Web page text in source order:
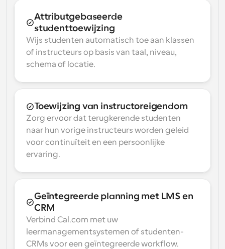
Attributgebaseerde
studenttoewijzing
Wijs studenten automatisch toe aan klassen
of instructeurs op basis van taal, niveau,
schema of locatie.
Toewijzing van instructoreigendom
Zorg ervoor dat terugkerende studenten
naar hun vorige instructeurs worden geleid
voor continuïteit en een persoonlijke
ervaring.
Geïntegreerde planning met LMS en
CRM
Verbind Cal.com met uw
leermanagementsystemen of studenten-
CRMs voor een geïntegreerde workflow.